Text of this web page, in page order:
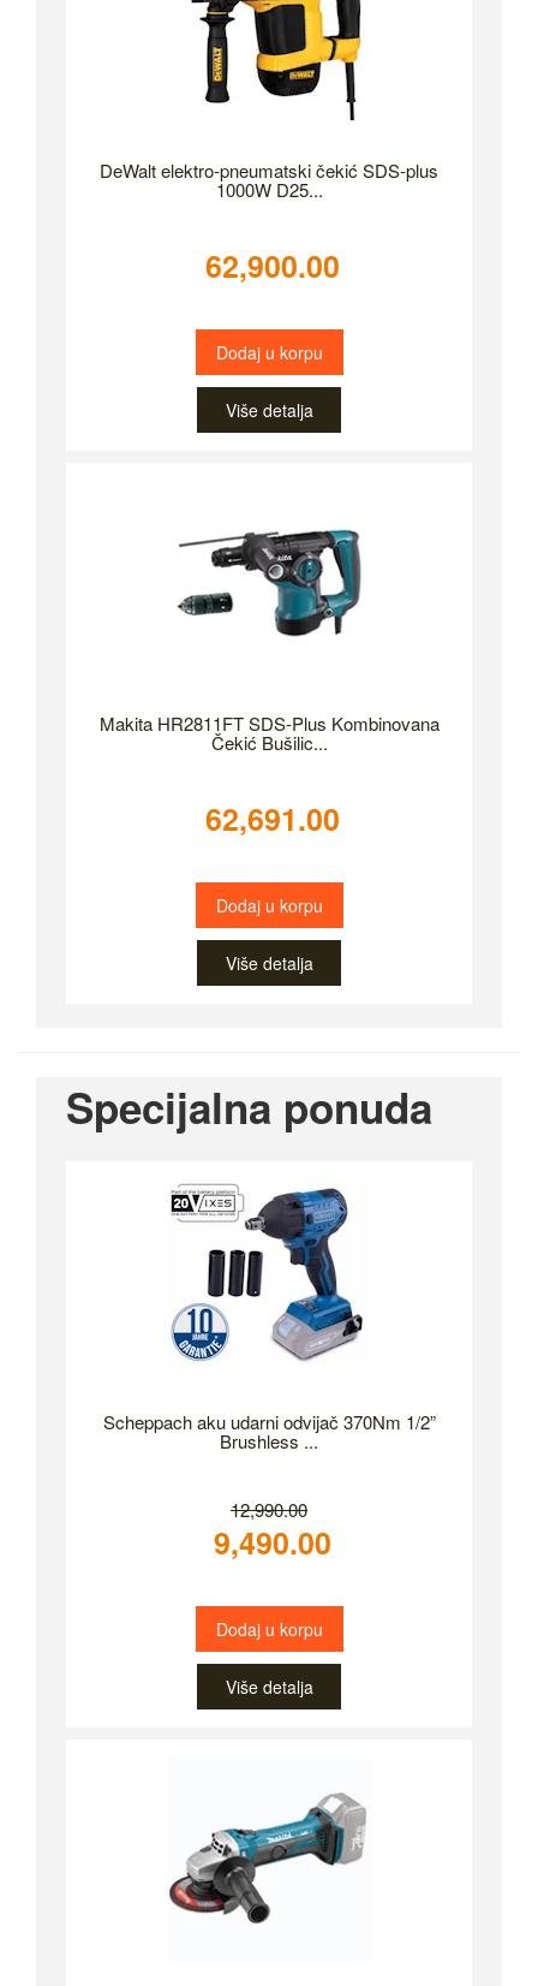
DeWalt elektro-pneumatski čekić SDS-plus
1000W D25...
62,900.00
Dodaj u korpu
Više detalja
Makita HR2811FT SDS-Plus Kombinovana
Čekić Bušilic...
62,691.00
Dodaj u korpu
Više detalja
Specijalna ponuda
Scheppach aku udarni odvijač 370Nm 1/2”
Brushless ...
12,990.00
9,490.00
Dodaj u korpu
Više detalja